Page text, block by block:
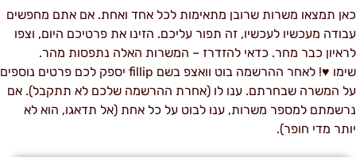
תמצאו משרות שרובן מתאימות לכל אחד ואחת. אם אתם מחפשים
מעכשיו לעכשיו, זה תפור עליכם. הזינו את פרטיכם היום, וצפו
כבר מחר. כדאי להזדרז – המשרות האלה נתפסות מהר.
שימו ♥! לאחר ההרשמה בוט וואצפ בשם fillip יספק לכם פרטים נוספים
המשרה שבחרתם. ענו לו (אחרת ההרשמה שלכם לא תתקבל). אם
למספר משרות, ענו לבוט על כל אחת (אל תדאגו, הוא לא
מדי חופר).